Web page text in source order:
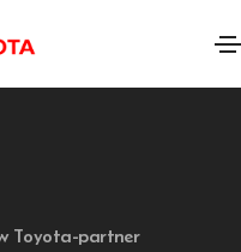
Toyota-partner